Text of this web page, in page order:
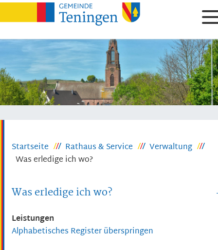
Startseite Rathaus & Service
Verwaltung
Was erledige ich wo?
Was erledige ich wo?
Leistungen
Alphabetisches Register überspringen